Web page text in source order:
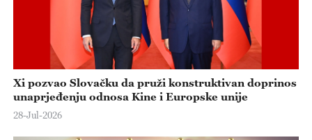
Xi pozvao Slovačku da pruži konstruktivan doprinos
unaprjeđenju odnosa Kine i Europske unije
28-Jul-2026